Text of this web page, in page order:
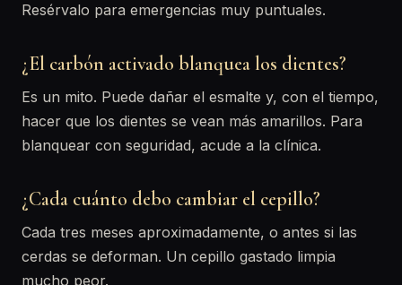
Resérvalo para emergencias muy puntuales.
¿El carbón activado blanquea los dientes?
Es un mito. Puede dañar el esmalte y, con el tiempo,
hacer que los dientes se vean más amarillos. Para
blanquear con seguridad, acude a la clínica.
¿Cada cuánto debo cambiar el cepillo?
Cada tres meses aproximadamente, o antes si las
cerdas se deforman. Un cepillo gastado limpia
mucho peor.